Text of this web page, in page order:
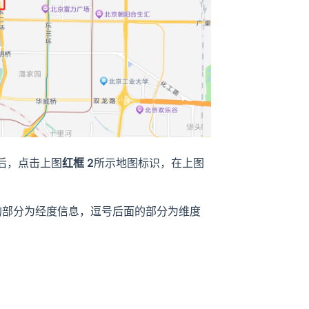
，点击上图红框 2所示地图标识，在上图
分为经度信息，逗号后面的部分为维度